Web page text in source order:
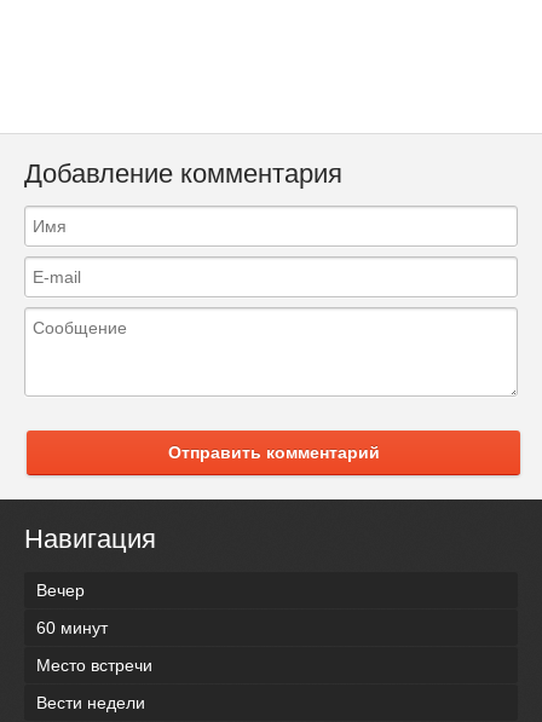
Добавление комментария
Отправить комментарий
Навигация
Вечер
60 минут
Место встречи
Вести недели